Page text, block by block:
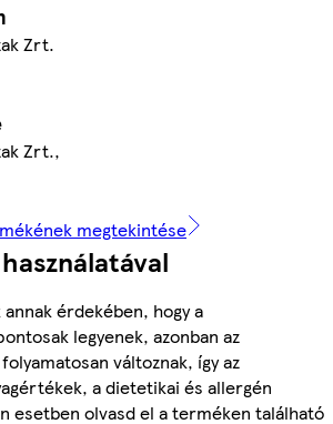
Zrt.
Zrt.,
megtekintése
érdekében, hogy a
legyenek, azonban az
változnak, így az
a dietetikai és allergén
esetben olvasd el a terméken található